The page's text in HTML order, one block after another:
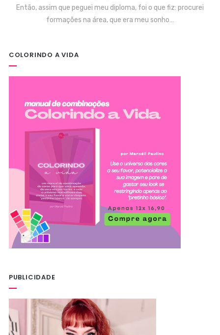
Então, assim que peguei meu diploma, foi o que fiz: procurei
formações na área, que era meu sonho…
COLORINDO A VIDA
PUBLICIDADE